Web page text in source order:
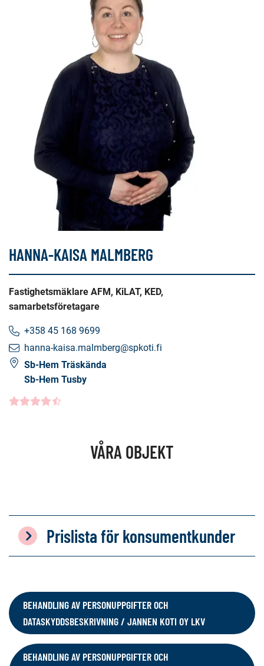
HANNA-KAISA MALMBERG
Fastighetsmäklare AFM, KiLAT, KED,
samarbetsföretagare
+358 45 168 9699
hanna-kaisa.malmberg@spkoti.fi
Sb-Hem Träskända
Sb-Hem Tusby
Kundbetyg
VÅRA OBJEKT
Prislista för konsumentkunder
BEHANDLING AV PERSONUPPGIFTER OCH
DATASKYDDSBESKRIVNING / JANNEN KOTI OY LKV
BEHANDLING AV PERSONUPPGIFTER OCH